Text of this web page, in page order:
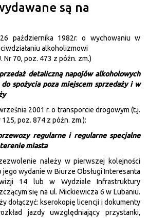
są na
października 1982r. o wychowaniu w
alkoholizmowi
Nr 70, poz. 473 z późn. zm.)
detaliczną napojów alkoholowych
spożycia poza miejscem sprzedaży i w
2001 r. o transporcie drogowym (t.j.
125, poz. 874 z późn. zm.):
regularne i regularne specjalne
miasta
należy w pierwszej kolejności
jego wydanie w Biurze Obsługi Interesanta
14 lub w Wydziale Infrastruktury
się na ul. Mickiewicza 6 w Lubaniu.
dołączyć: kserokopię licencji i dokumenty
jazdy uwzględniający przystanki,